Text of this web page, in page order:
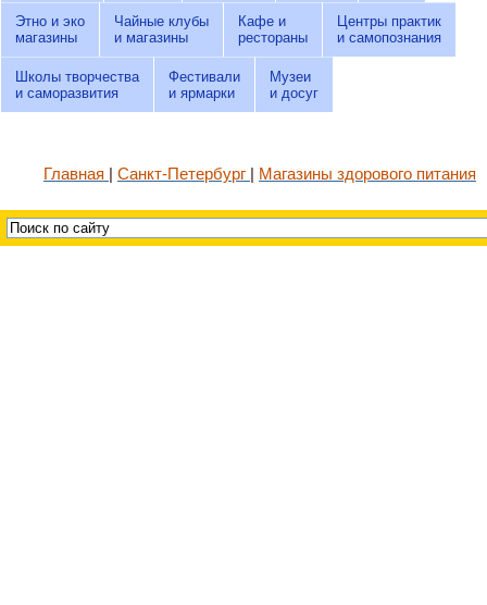
Этно и эко
магазины
Чайные клубы
и магазины
Кафе и
рестораны
Центры практик
и самопознания
Школы творчества
и саморазвития
Фестивали
и ярмарки
Музеи
и досуг
Главная Санкт-Петербург Магазины здорового питания